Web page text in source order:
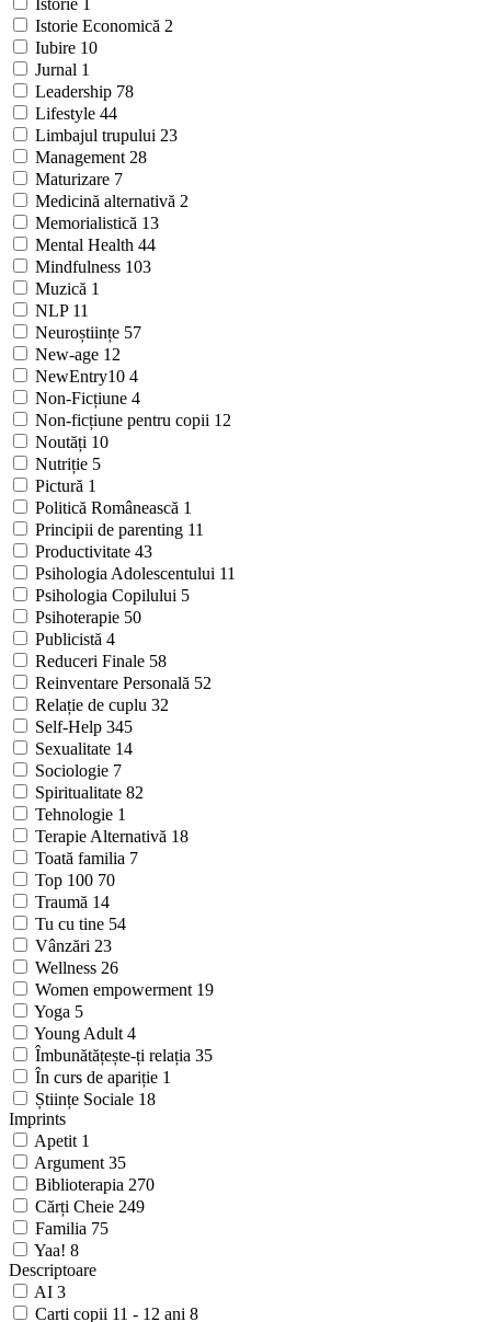
Istorie
Istorie Economică 2
Iubire 10
Jurnal 1
Leadership 78
Lifestyle 44
Limbajul trupului 23
Management 28
Maturizare 7
Medicină alternativă 2
Memorialistică 13
Mental Health 44
Mindfulness 103
Muzică 1
NLP 11
Neuroștiințe 57
New-age 12
NewEntry10 4
Non-Ficțiune 4
Non-ficțiune pentru copii 12
Noutăți 10
Nutriție 5
Pictură 1
Politică Românească 1
Principii de parenting 11
Productivitate 43
Psihologia Adolescentului 11
Psihologia Copilului 5
Psihoterapie 50
Publicistă 4
Reduceri Finale 58
Reinventare Personală 52
Relație de cuplu 32
Self-Help 345
Sexualitate 14
Sociologie 7
Spiritualitate 82
Tehnologie 1
Terapie Alternativă 18
Toată familia 7
Top 100 70
Traumă 14
Tu cu tine 54
Vânzări 23
Wellness 26
Women empowerment 19
Yoga 5
Young Adult 4
Îmbunătățește-ți relația 35
În curs de apariție 1
Științe Sociale 18
Imprints
Apetit 1
Argument 35
Biblioterapia 270
Cărți Cheie 249
Familia 75
Yaa! 8
Descriptoare
AI 3
Carti copii 11 - 12 ani 8